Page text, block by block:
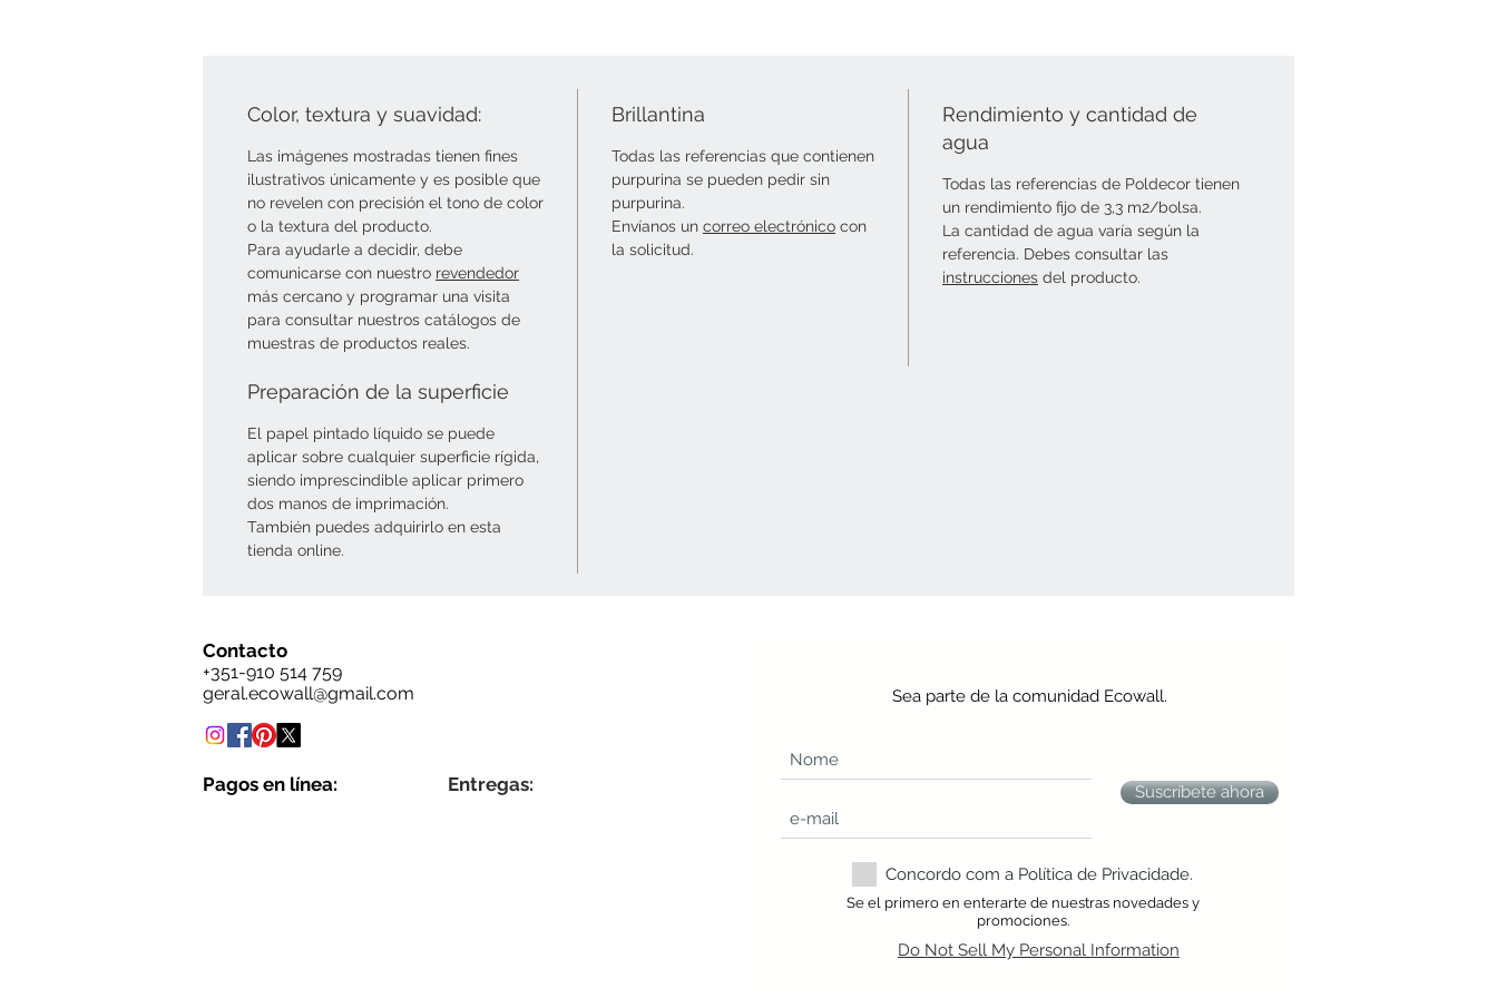
Color, textura y suavidad:
Las imágenes mostradas tienen fines
ilustrativos únicamente y es posible que
no revelen con precisión el tono de color
o la textura del producto.
Para ayudarle a decidir, debe
comunicarse con nuestro revendedor
más cercano y programar una visita
para consultar nuestros catálogos de
muestras de productos reales.
Brillantina
Todas las referencias que contienen
purpurina se pueden pedir sin
purpurina.
Envíanos un correo electrónico con
la solicitud.
Rendimiento y cantidad de
agua
Todas las referencias de Poldecor tienen
un rendimiento fijo de 3,3 m2/bolsa.
La cantidad de agua varía según la
referencia. Debes consultar las
instrucciones del producto.
Preparación de la superficie
El papel pintado líquido se puede
aplicar sobre cualquier superficie rígida,
siendo imprescindible aplicar primero
dos manos de imprimación.
También puedes adquirirlo en esta
tienda online.
Contacto
+351-910 514 759
geral.ecowall@gmail.com
Pagos en línea: Entregas:
Sea parte de la comunidad Ecowall.
Suscríbete ahora
Concordo com a Política de Privacidade.
Se el primero en enterarte de nuestras novedades y
promociones.
Do Not Sell My Personal Information